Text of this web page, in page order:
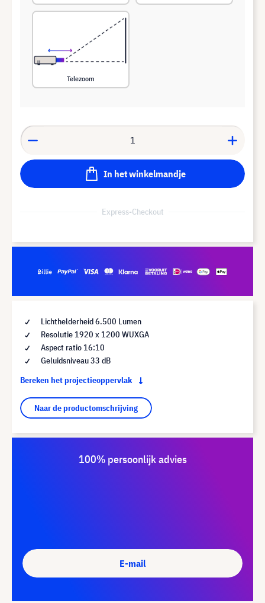
Telezoom
In het winkelmandje
Express-Checkout
Lichthelderheid 6.500 Lumen
Resolutie 1920 x 1200 WUXGA
Aspect ratio 16:10
Geluidsniveau 33 dB
Bereken het projectieoppervlak
Naar de productomschrijving
100% persoonlijk advies
E-mail